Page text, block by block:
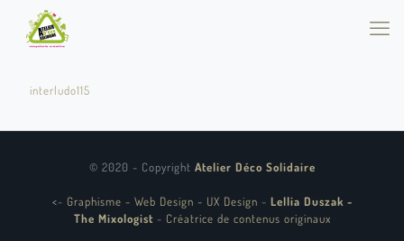
interludo115
© 2020 - Copyright Atelier Déco Solidaire
<- Graphisme - Web Design - UX Design - Lellia Duszak -
The Mixologist - Créatrice de contenus originaux